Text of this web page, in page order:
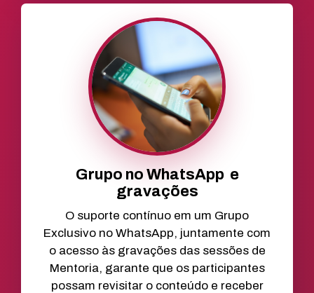
Grupo no WhatsApp e
gravações
O suporte contínuo em um Grupo
Exclusivo no WhatsApp, juntamente com
o acesso às gravações das sessões de
Mentoria, garante que os participantes
possam revisitar o conteúdo e receber